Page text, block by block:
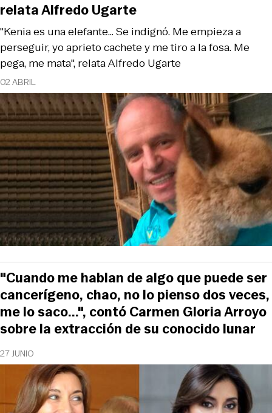
02 ABRIL
"Kenia es una elefante... Se indignó. Me empieza a
perseguir, yo aprieto cachete y me tiro a la fosa. Me
pega, me mata", relata Alfredo Ugarte
relata Alfredo Ugarte
27 JUNIO
"Cuando me hablan de algo que puede ser
cancerígeno, chao, no lo pienso dos veces,
me lo saco...", contó Carmen Gloria Arroyo
sobre la extracción de su conocido lunar